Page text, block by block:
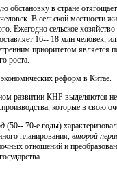
обстановку в стране
В сельской местности
Ежегодно сельское
16-- 18 млн человек,
приоритетом является
роста.
реформ в Китае.
развитии КНР выделяются
которые в свою
(50-- 70-е годы)
планирования, второй
отношений и